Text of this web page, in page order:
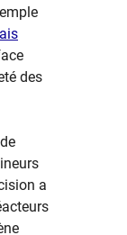
des
a